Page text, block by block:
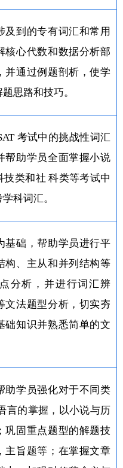
及到的专有词汇和常用
核心代数和数据分析部
并通过例题剖析，使学
思路和技巧。
考试中的挑战性词汇
帮助学员全面掌握小说
技类和社 科类等考试中
科词汇。
基础，帮助学员进行平
构、主从和并列结构等
分析，并进行词汇辨
文法题型分析，切实夯
础知识并熟悉简单的文
助学员强化对于不同类
言的掌握，以小说与历
巩固重点题型的解题技
主旨题等；在掌握文章